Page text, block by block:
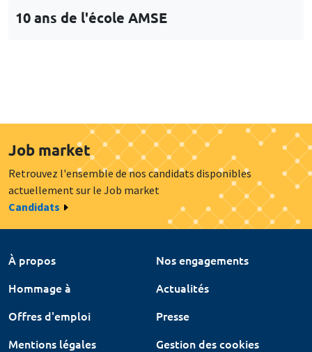
10 ans de l'école AMSE
Job market
Retrouvez l'ensemble de nos candidats disponibles
actuellement sur le Job market
Candidats
À propos
Nos engagements
Hommage à
Actualités
Offres d'emploi
Presse
Mentions légales
Gestion des cookies